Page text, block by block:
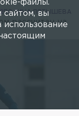
ПОЛИНА ПЯТЫШЕВА
рассчитан на
файлы.
сайтом, вы
использование